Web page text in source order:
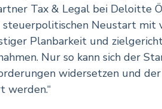
Tax & Legal bei Deloitte
Neustart mit
Planbarkeit und
Nur so kann sich der
widersetzen und
werden.“